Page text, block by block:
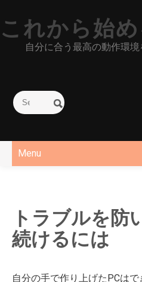
to
content
これから始
自分に合う最高の動作環境
Menu
トラブルを防
続けるには
自分の手で作り上げたPCは